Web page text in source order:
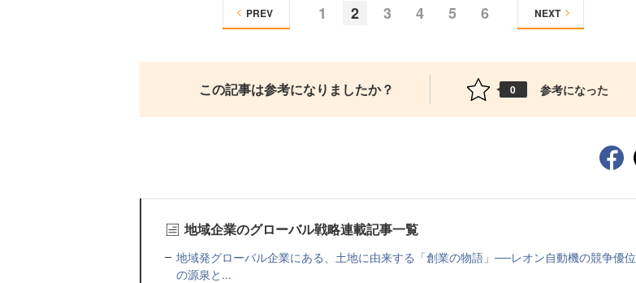
1 2 3 4 5 6
PREV NEXT
この記事は参考になりましたか？ 0 参考になった
地域企業のグローバル戦略連載記事一覧
地域発グローバル企業にある、土地に由来する「創業の物語」──レオン自動機の競争優位
の源泉と...